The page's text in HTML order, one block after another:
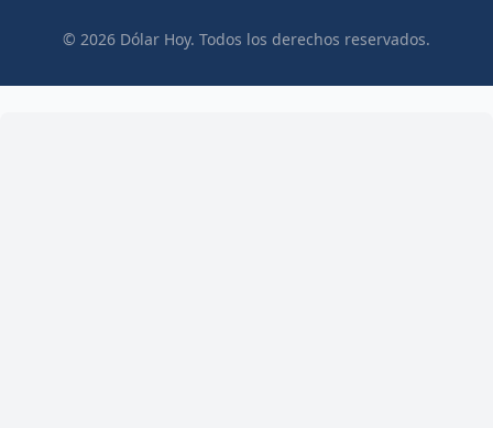
© 2026 Dólar Hoy. Todos los derechos reservados.